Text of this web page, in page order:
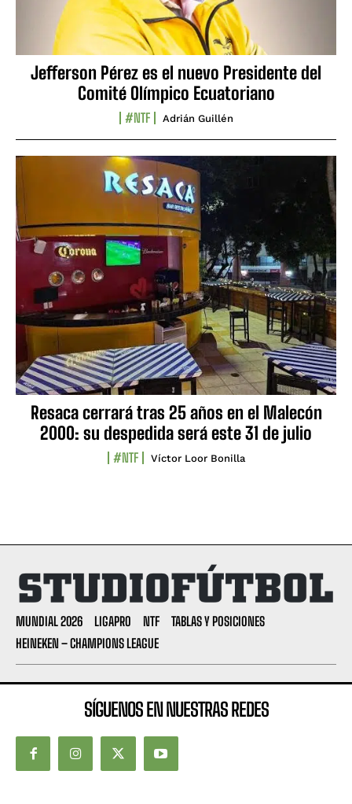
Jefferson Pérez es el nuevo Presidente del
Comité Olímpico Ecuatoriano
#NTF Adrián Guillén
Resaca cerrará tras 25 años en el Malecón
2000: su despedida será este 31 de julio
#NTF Víctor Loor Bonilla
MUNDIAL 2026 LIGAPRO NTF
TABLAS Y POSICIONES
HEINEKEN – CHAMPIONS LEAGUE
SÍGUENOS EN NUESTRAS REDES